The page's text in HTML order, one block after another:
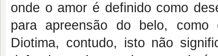
onde o amor é definido como
para apreensão do belo, como
Diotima, contudo, isto não